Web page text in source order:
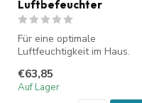
Luftbefeuchter
Für eine optimale
Luftfeuchtigkeit im Haus.
€63,85
Auf Lager